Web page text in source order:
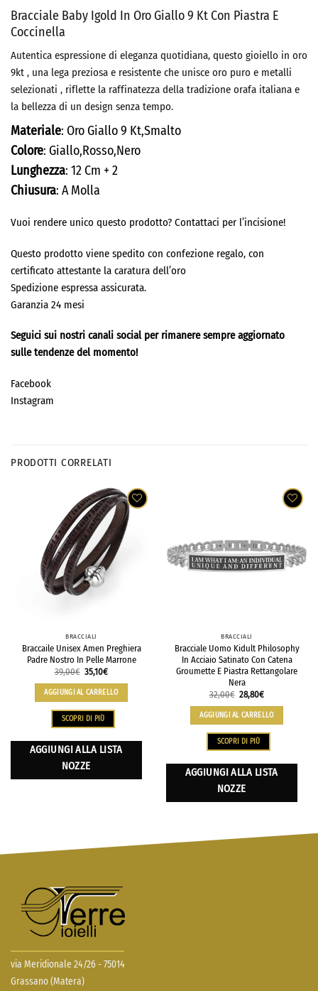
Bracciale Baby Igold In Oro Giallo 9 Kt Con Piastra E
Coccinella
Autentica espressione di eleganza quotidiana, questo gioiello in oro
9kt , una lega preziosa e resistente che unisce oro puro e metalli
selezionati , riflette la raffinatezza della tradizione orafa italiana e
la bellezza di un design senza tempo.
Materiale: Oro Giallo 9 Kt,Smalto
Colore: Giallo,Rosso,Nero
Lunghezza: 12 Cm + 2
Chiusura: A Molla
Vuoi rendere unico questo prodotto? Contattaci per l’incisione!
Questo prodotto viene spedito con confezione regalo, con
certificato attestante la caratura dell’oro
Spedizione espressa assicurata.
Garanzia 24 mesi
Seguici sui nostri canali social per rimanere sempre aggiornato
sulle tendenze del momento!
Facebook
Instagram
PRODOTTI CORRELATI
BRACCIALI
Braccaile Unisex Amen Preghiera
Padre Nostro In Pelle Marrone
39,00€ 35,10€
AGGIUNGI AL CARRELLO
SCOPRI DI PIÙ
AGGIUNGI ALLA LISTA
NOZZE
BRACCIALI
Bracciale Uomo Kidult Philosophy
In Acciaio Satinato Con Catena
Groumette E Piastra Rettangolare
Nera
32,00€ 28,80€
AGGIUNGI AL CARRELLO
SCOPRI DI PIÙ
AGGIUNGI ALLA LISTA
NOZZE
via Meridionale 24/26 - 75014
Grassano (Matera)